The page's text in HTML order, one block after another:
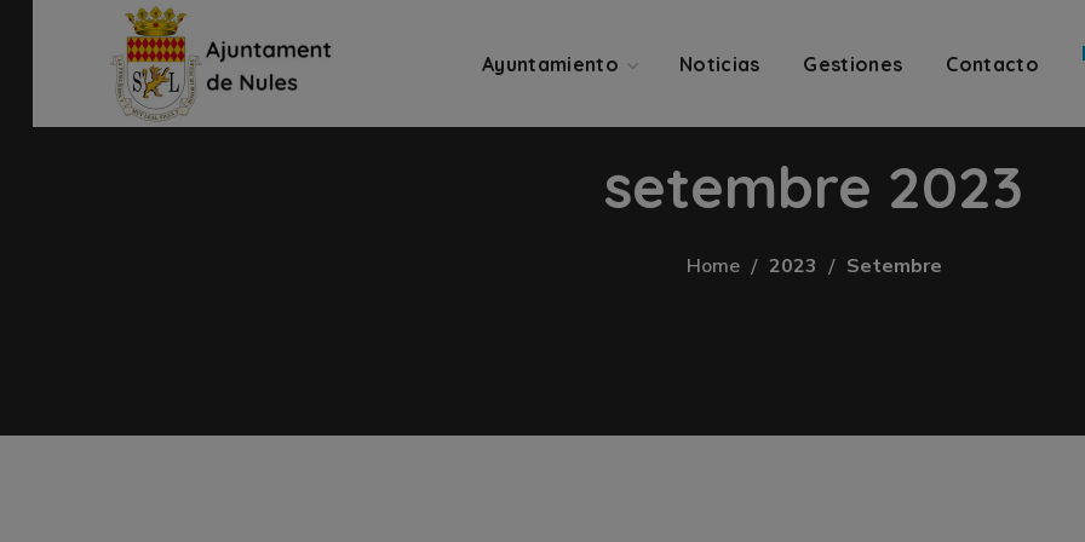
Ayuntamiento Noticias Gestiones Contacto
setembre 2023
Home 2023 Setembre